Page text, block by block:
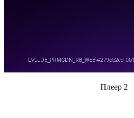
Плеер 2